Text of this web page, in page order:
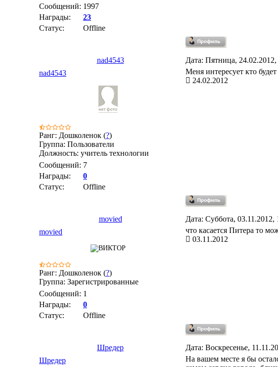
Сообщений: 1997
Награды:
23
Статус:
Offline
nad4543 Дата: Пятница,
nad4543
Ранг: Дошколенок (?)
Группа: Пользователи
Должность: учитель технологии
Сообщений: 7
Награды:
0
Статус:
Offline
Меня интересует кто
24.02.2012
movied Дата: Суббота,
movied
Ранг: Дошколенок (?)
Группа: Зарегистрированные
Сообщений: 1
Награды:
0
Статус:
Offline
что касается Питера то
03.11.2012
Шредер Дата: Воскресенье,
Шредер
На вашем месте я бы